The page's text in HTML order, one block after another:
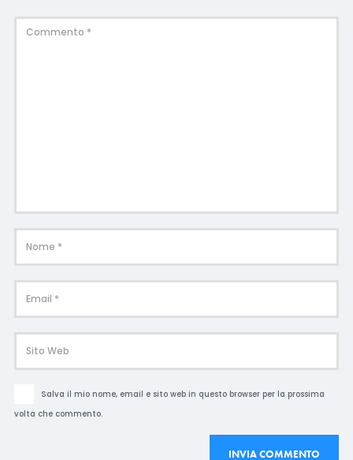
Salva il mio nome, email e sito web in questo browser per la prossima
volta che commento.